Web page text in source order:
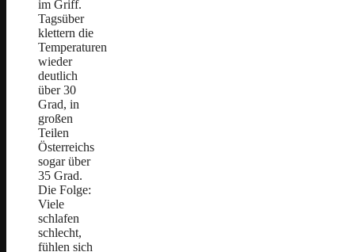
im Griff.
Tagsüber
klettern die
Temperaturen
wieder
deutlich
über 30
Grad, in
großen
Teilen
Österreichs
sogar über
35 Grad.
Die Folge:
Viele
schlafen
schlecht,
fühlen sich